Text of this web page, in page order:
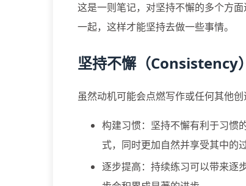
这是一则笔记，对坚持不懈的多个方
一起，这样才能坚持去做一些事情。
坚持不懈（Consistency
虽然动机可能会点燃写作或任何其他
构建习惯：坚持不懈有利于习惯
式，同时更加自然并享受其中的
逐步提高：持续练习可以带来逐